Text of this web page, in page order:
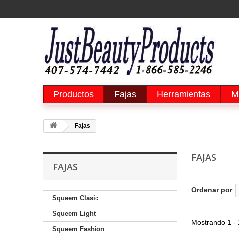
Productos Fajas Herramientas
Fajas
FAJAS
Squeem Clasic
Squeem Light
Squeem Fashion
FAJAS
Ordenar por
Mostrando 1 -